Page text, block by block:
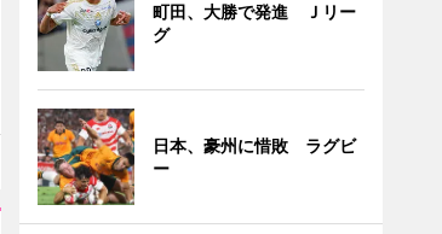
町田、大勝で発進 Ｊリー
グ
日本、豪州に惜敗 ラグビ
ー